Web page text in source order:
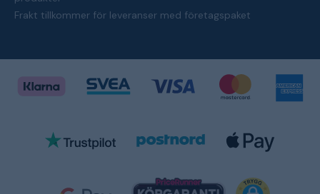
Frakt tillkommer för leveranser med företagspaket